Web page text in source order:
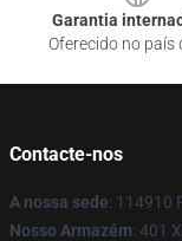
Garantia
Oferecido no país
Contacte-nos
A nossa sede: 114910
Nosso Armazém: 401